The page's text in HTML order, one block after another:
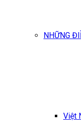
NHỮNG
Việt